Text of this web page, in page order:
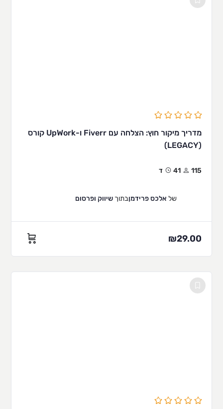
מדריך מיקור חוץ: הצלחה עם Fiverr ו-UpWork קורס
(LEGACY)
115 41ד
של אלכס פרידמןבתוך שיווק ופרסום
₪29.00